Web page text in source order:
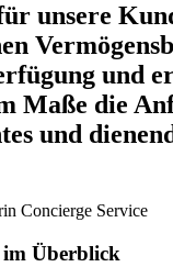
unsere
und
Maße die
und
Concierge Service
im Überblick